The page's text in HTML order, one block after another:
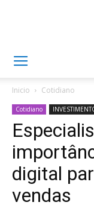
Inicio Cotidiano
Cotidiano
digital
vendas